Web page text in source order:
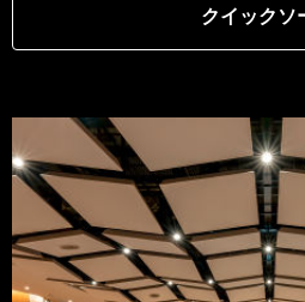
クイックソ